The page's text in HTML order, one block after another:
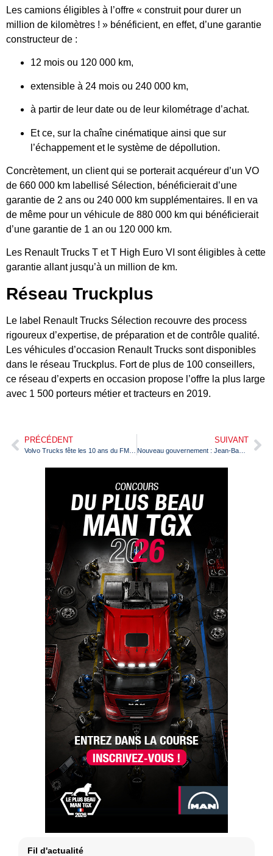
Les camions éligibles à l’offre « construit pour durer un
million de kilomètres ! » bénéficient, en effet, d’une garantie
constructeur de :
12 mois ou 120 000 km,
extensible à 24 mois ou 240 000 km,
à partir de leur date ou de leur kilométrage d’achat.
Et ce, sur la chaîne cinématique ainsi que sur
l’échappement et le système de dépollution.
Concrètement, un client qui se porterait acquéreur d’un VO
de 660 000 km labellisé Sélection, bénéficierait d’une
garantie de 2 ans ou 240 000 km supplémentaires. Il en va
de même pour un véhicule de 880 000 km qui bénéficierait
d’une garantie de 1 an ou 120 000 km.
Les Renault Trucks T et T High Euro VI sont éligibles à cette
garantie allant jusqu’à un million de km.
Réseau Truckplus
Le label Renault Trucks Sélection recouvre des process
rigoureux d’expertise, de préparation et de contrôle qualité.
Les véhicules d’occasion Renault Trucks sont disponibles
dans le réseau Truckplus. Fort de plus de 100 conseillers,
ce réseau d’experts en occasion propose l’offre la plus large
avec 1 500 porteurs métier et tracteurs en 2019.
PRÉCÉDENT SUIVANT
Nouveau gouvernement : Jean-Baptiste Djebbari reste aux Transports
Fil d'actualité